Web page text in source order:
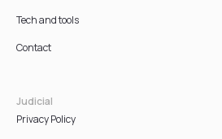
Tech and tools
Contact
Judicial
Privacy Policy